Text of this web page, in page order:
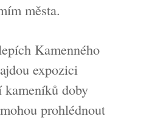
města.
Kamenného
expozici
doby
prohlédnout